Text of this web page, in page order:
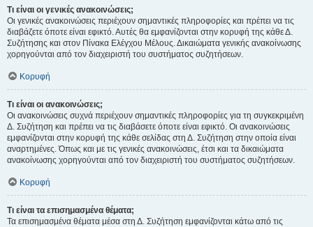
Τι είναι οι γενικές ανακοινώσεις;
Οι γενικές ανακοινώσεις περιέχουν σημαντικές πληροφορίες και πρέπει να τις
διαβάζετε όποτε είναι εφικτό. Αυτές θα εμφανίζονται στην κορυφή της κάθε Δ.
Συζήτησης και στον Πίνακα Ελέγχου Μέλους. Δικαιώματα γενικής ανακοίνωσης
χορηγούνται από τον διαχειριστή του συστήματος συζητήσεων.
Κορυφή
Τι είναι οι ανακοινώσεις;
Οι ανακοινώσεις συχνά περιέχουν σημαντικές πληροφορίες για τη συγκεκριμένη
Δ. Συζήτηση και πρέπει να τις διαβάσετε όποτε είναι εφικτό. Οι ανακοινώσεις
εμφανίζονται στην κορυφή της κάθε σελίδας στη Δ. Συζήτηση στην οποία είναι
αναρτημένες. Όπως και με τις γενικές ανακοινώσεις, έτσι και τα δικαιώματα
ανακοίνωσης χορηγούνται από τον διαχειριστή του συστήματος συζητήσεων.
Κορυφή
Τι είναι τα επισημασμένα θέματα;
Τα επισημασμένα θέματα μέσα στη Δ. Συζήτηση εμφανίζονται κάτω από τις